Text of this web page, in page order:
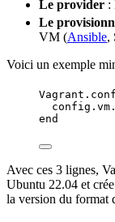
Le provider :
Le
VM (Ansible,
Voici un exemple
Vagrant .
config. vm .
end
Avec ces 3 lignes,
Ubuntu 22.04 et
la version du format